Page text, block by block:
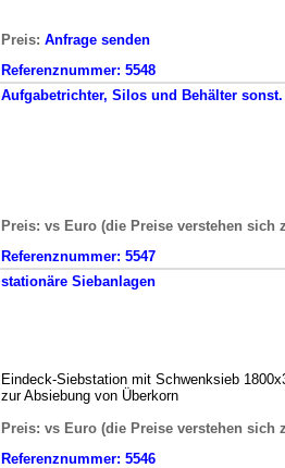
Preis: Anfrage senden
Referenznummer: 5548
Aufgabetrichter, Silos und Behälter
Preis: vs Euro (die Preise verstehen sich
Referenznummer: 5547
stationäre Siebanlagen
Eindeck-Siebstation mit Schwenksieb
zur Absiebung von Überkorn
Preis: vs Euro (die Preise verstehen sich
Referenznummer: 5546